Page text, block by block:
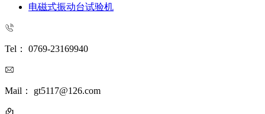
电磁式振动台试验机
Tel： 0769-23169940
Mail： gt5117@126.com